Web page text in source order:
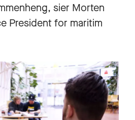
sier Morten
President for maritim